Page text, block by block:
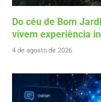
Do céu de Bom
vivem experiência
4 de agosto de 2026